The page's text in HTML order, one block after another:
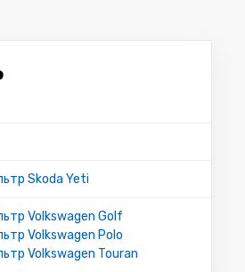
Skoda Yeti
Volkswagen Golf
Volkswagen Polo
Volkswagen Touran